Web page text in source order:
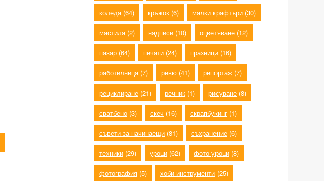
коледа (64) кръжок (6) малки крафтъри (30)
мастила (2) надписи (10) оцветяване (12)
пазар (64) печати (24) празници (16)
работилница (7) ревю (41) репортаж (7)
рециклиране (21) речник (1) рисуване (8)
сватбено (3) скеч (16) скрапбукинг (1)
съвети за начинаещи (81) съхранение (6)
техники (29) уроци (62) фото-уроци (8)
фотография (5) хоби инструменти (25)